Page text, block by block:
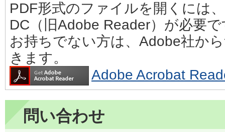
PDF形式のファイルを開くには
DC（旧Adobe Reader）が必要
お持ちでない方は、Adobe社か
きます。
Adobe Acrobat
問い合わせ